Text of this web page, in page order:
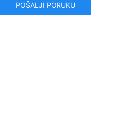
POŠALJI PORUKU